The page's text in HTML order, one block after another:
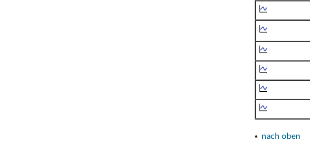
▴ nach oben